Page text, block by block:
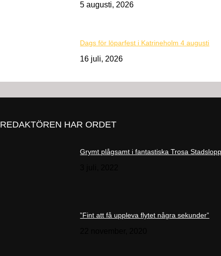
5 augusti, 2026
Dags för löparfest i Katrineholm 4 augusti
16 juli, 2026
REDAKTÖREN HAR ORDET
Grymt plågsamt i fantastiska Trosa
”Fint att få uppleva flytet några sekunder”